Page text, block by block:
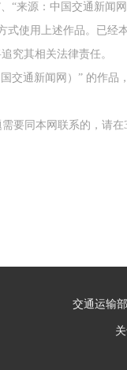
“来源：中国交通新
式使用上述作品。已经
究其相关法律责任。
交通新闻网）” 的作
要同本网联系的，请在
交通运输